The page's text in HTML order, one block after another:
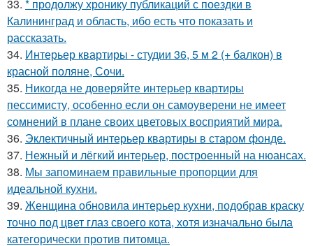
33. * продолжу хронику публикаций с поездки в
Калининград и область, ибо есть что показать и
рассказать.
34. Интерьер квартиры - студии 36, 5 м 2 (+ балкон) в
красной поляне, Сочи.
35. Никогда не доверяйте интерьер квартиры
пессимисту, особенно если он самоуверени не имеет
сомнений в плане своих цветовых восприятий мира.
36. Эклектичный интерьер квартиры в старом фонде.
37. Нежный и лёгкий интерьер, построенный на нюансах.
38. Мы запоминаем правильные пропорции для
идеальной кухни.
39. Женщина обновила интерьер кухни, подобрав краску
точно под цвет глаз своего кота, хотя изначально была
категорически против питомца.